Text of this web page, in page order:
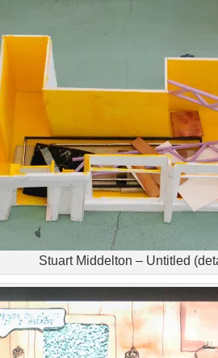
Stuart Middelton – Untitled